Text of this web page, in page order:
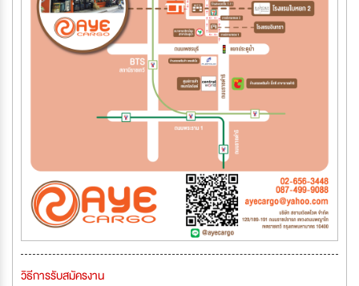
วิธีการรับสมัครงาน